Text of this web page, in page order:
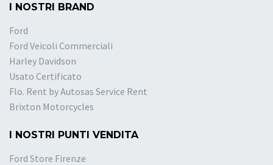
I NOSTRI BRAND
Ford
Ford Veicoli Commerciali
Harley Davidson
Usato Certificato
Flo. Rent by Autosas Service Rent
Brixton Motorcycles
I NOSTRI PUNTI VENDITA
Ford Store Firenze